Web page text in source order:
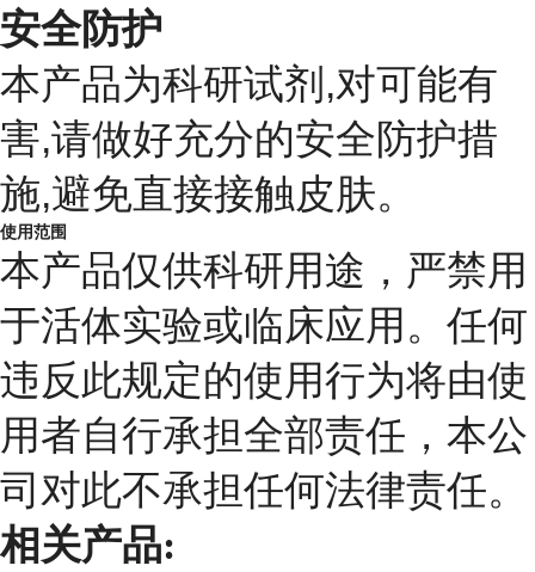
安全防护
本产品为科研试剂,对可能有
害,请做好充分的安全防护措
施,避免直接接触皮肤。
使用范围
本产品仅供科研用途，严禁用
于活体实验或临床应用。任何
违反此规定的使用行为将由使
用者自行承担全部责任，本公
司对此不承担任何法律责任。
相关产品: